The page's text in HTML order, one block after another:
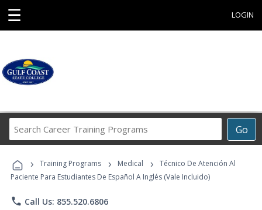
☰ LOGIN
Go
Career
Programs
› Training Programs › Medical ›
Técnico De Atención Al
Paciente Para Estudiantes De Español A Inglés (Vale Incluido)
phone Call Us: 855.520.6806